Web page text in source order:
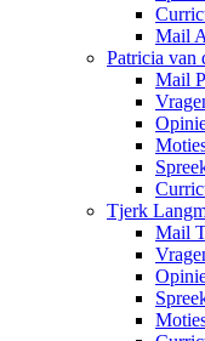
Mail
Patricia van
Mail
Tjerk
Mail